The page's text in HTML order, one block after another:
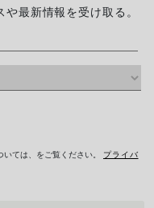
最新情報を受け取る。
ては、をご覧ください。 プライバ